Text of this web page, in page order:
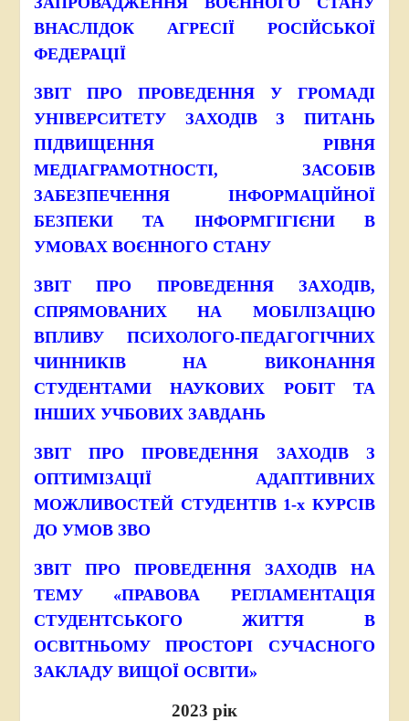
ВНАСЛІДОК АГРЕСІЇ РОСІЙСЬКОЇ
ФЕДЕРАЦІЇ
ЗВІТ ПРО ПРОВЕДЕННЯ У ГРОМАДІ
УНІВЕРСИТЕТУ ЗАХОДІВ З ПИТАНЬ
ПІДВИЩЕННЯ РІВНЯ
МЕДІАГРАМОТНОСТІ, ЗАСОБІВ
ЗАБЕЗПЕЧЕННЯ ІНФОРМАЦІЙНОЇ
БЕЗПЕКИ ТА ІНФОРМГІГІЄНИ В
УМОВАХ ВОЄННОГО СТАНУ
ЗВІТ ПРО ПРОВЕДЕННЯ ЗАХОДІВ,
СПРЯМОВАНИХ НА МОБІЛІЗАЦІЮ
ВПЛИВУ ПСИХОЛОГО-ПЕДАГОГІЧНИХ
ЧИННИКІВ НА ВИКОНАННЯ
СТУДЕНТАМИ НАУКОВИХ РОБІТ ТА
ІНШИХ УЧБОВИХ ЗАВДАНЬ
ЗВІТ ПРО ПРОВЕДЕННЯ ЗАХОДІВ З
ОПТИМІЗАЦІЇ АДАПТИВНИХ
МОЖЛИВОСТЕЙ СТУДЕНТІВ 1-х КУРСІВ
ДО УМОВ ЗВО
ЗВІТ ПРО ПРОВЕДЕННЯ ЗАХОДІВ НА
ТЕМУ «ПРАВОВА РЕГЛАМЕНТАЦІЯ
СТУДЕНТСЬКОГО ЖИТТЯ В
ОСВІТНЬОМУ ПРОСТОРІ СУЧАСНОГО
ЗАКЛАДУ ВИЩОЇ ОСВІТИ»
2023 рік